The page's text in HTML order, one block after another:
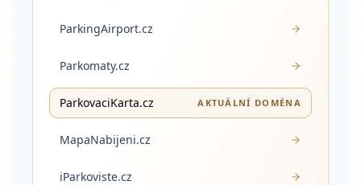
ParkingAirport.cz
Parkomaty.cz
ParkovaciKarta.cz AKTUÁLNÍ DOMÉNA
MapaNabijeni.cz
iParkoviste.cz